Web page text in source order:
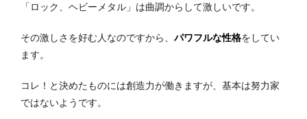
「ロック、ヘビーメタル」は曲調からして激しいです。
その激しさを好む人なのですから、 パワフルな性格をしてい
ます。
コレ！と決めたものには創造力が働きますが、基本は努力家
ではないようです。